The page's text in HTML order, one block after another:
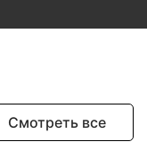
Смотреть все